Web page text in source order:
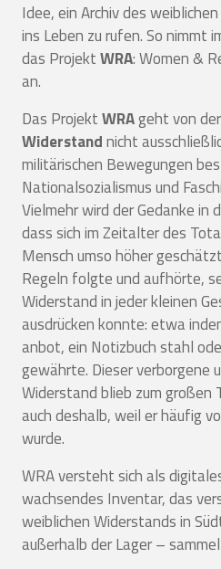
Idee, ein Archiv des
ins Leben zu rufen. So nimmt
das ProjektWRA: Women &
an.
Das ProjektWRAgeht von
Widerstandnicht
militärischen Bewegungen
Nationalsozialismus und
Vielmehr wird der Gedanke
dass sich im Zeitalter des
Mensch umso höher
Regeln folgte und aufhörte,
Widerstand in jeder kleinen
ausdrücken konnte: etwa
anbot, ein Notizbuch stahl
gewährte. Dieser verborgene
Widerstand blieb zum großen
auch deshalb, weil er häufig
wurde.
WRA versteht sich als
wachsendes Inventar, das
weiblichen Widerstands in
außerhalb der Lager –